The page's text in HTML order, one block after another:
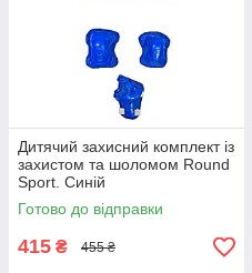
Дитячий захисний комплект із
захистом та шоломом Round
Sport. Синій
Готово до відправки
415 ₴ 455 ₴